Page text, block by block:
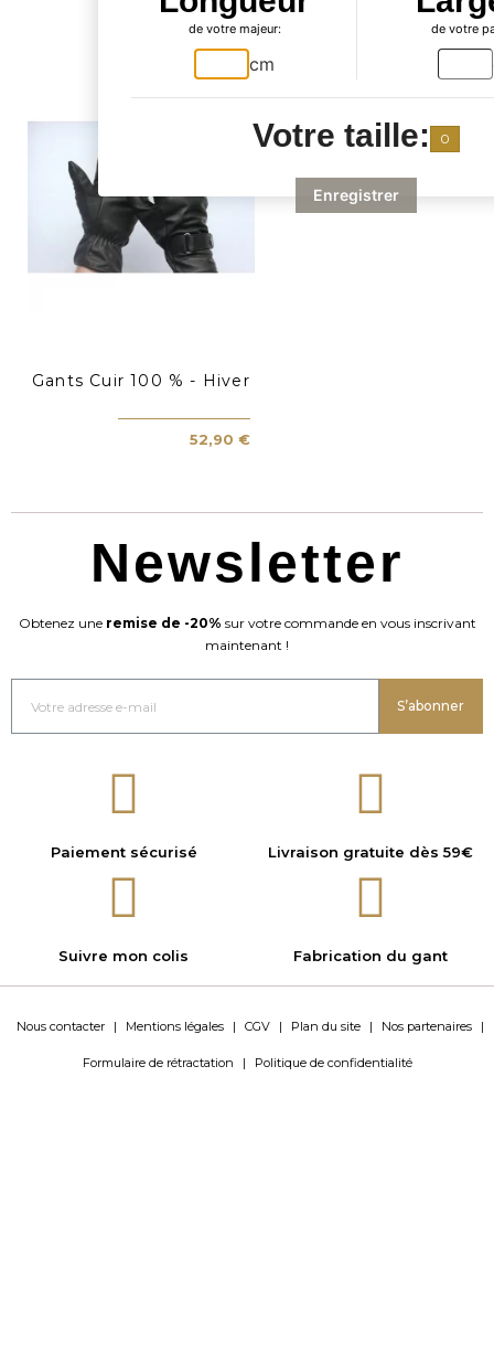
acheté...
Gants Cuir 100 % - Hiver
52,90 €
de votre majeur:
cm
de votre
Votre taille: 0
Enregistrer
Newsletter
Obtenez une remise de -20% sur votre commande en vous inscrivant
maintenant !
S’abonner
Paiement sécurisé Livraison gratuite dès 59€
Suivre mon colis Fabrication du gant
Nous contacter | Mentions légales | CGV | Plan du site | Nos partenaires |
Formulaire de rétractation | Politique de confidentialité